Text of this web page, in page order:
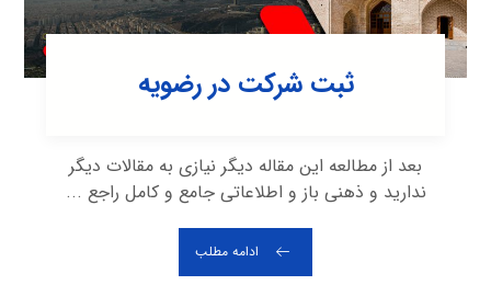
ثبت شرکت در رضويه
بعد از مطالعه این مقاله دیگر نیازی به مقالات دیگر
ندارید و ذهنی باز و اطلاعاتی جامع و کامل راجع ...
ادامه مطلب